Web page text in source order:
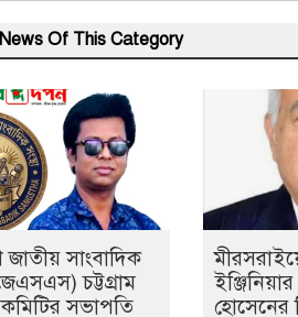
Of This Category
জাতীয় সাংবাদিক
চট্টগ্রাম
সভাপতি
হোসেনের